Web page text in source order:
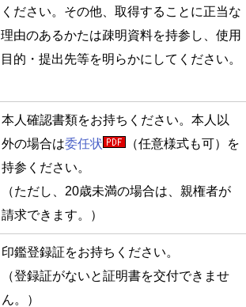
ください。その他、取得することに正当な
理由のあるかたは疎明資料を持参し、使用
目的・提出先等を明らかにしてください。
本人確認書類をお持ちください。本人以
外の場合は委任状
（任意様式も可）を
持参ください。
（ただし、20歳未満の場合は、親権者が
請求できます。）
印鑑登録証をお持ちください。
（登録証がないと証明書を交付できませ
ん。）